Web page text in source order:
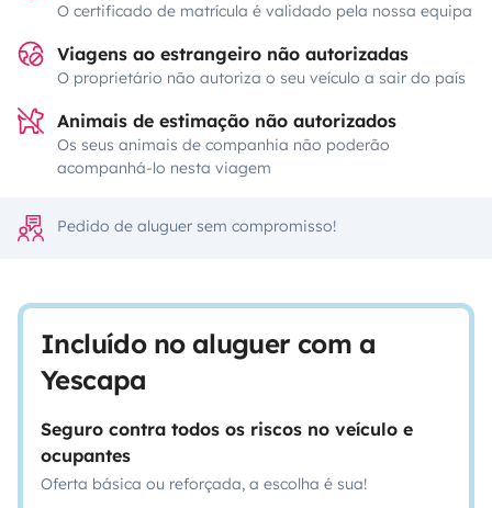
O certificado de matrícula é validado pela nossa equipa
Viagens ao estrangeiro não autorizadas
O proprietário não autoriza o seu veículo a sair do país
Animais de estimação não autorizados
Os seus animais de companhia não poderão
acompanhá-lo nesta viagem
Pedido de aluguer sem compromisso!
Incluído no aluguer com a
Yescapa
Seguro contra todos os riscos no veículo e
ocupantes
Oferta básica ou reforçada, a escolha é sua!